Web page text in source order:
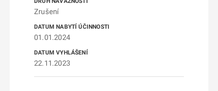
Zrušení
01.01.2024
22.11.2023